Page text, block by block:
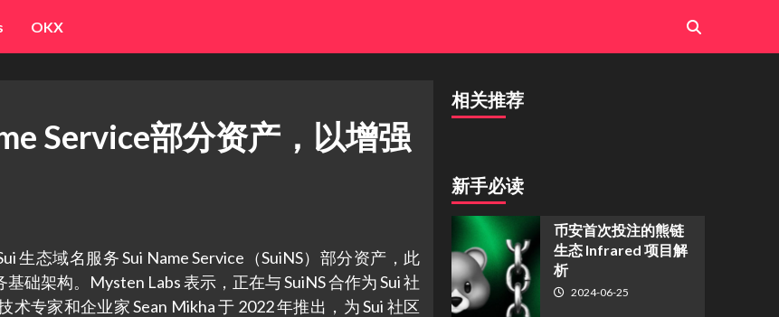
OKX
Service部分资产，以增强
生态域名服务 Sui Name Service（SuiNS）部分资产，此
础架构。Mysten Labs 表示，正在与 SuiNS 合作为 Sui 社
专家和企业家 Sean Mikha 于 2022 年推出，为 Sui 社区
相关推荐
新手必读
币安首次投注的熊链
生态 Infrared 项目解
析
2024-06-25